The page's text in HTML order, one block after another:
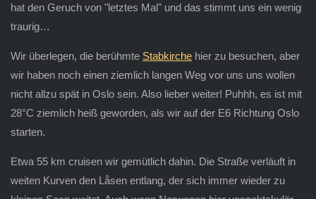
hat den Geruch von "letztes Mal" und das stimmt uns ein wenig
traurig…
Wir überlegen, die berühmte Stabkirchehier zu besuchen, aber
wir haben noch einen ziemlich langen Weg vor uns uns wollen
nicht allzu spät in Oslo sein. Also lieber weiter! Puhhh, es ist mit
28°C ziemlich heiß geworden, als wir auf der E6 Richtung Oslo
starten.
Etwa 55 km cruisen wir gemütlich dahin. Die Straße verläuft in
weiten Kurven den Låsen entlang, der sich immer wieder zu